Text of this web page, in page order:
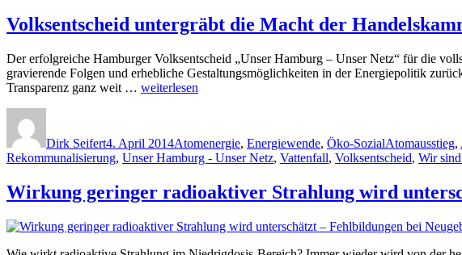
erzwungen?“
Volksentscheid untergräbt die Macht der
Der erfolgreiche Hamburger Volksentscheid „Unser Hamburg – Unser Netz“ für die
gravierende Folgen und erhebliche Gestaltungsmöglichkeiten in der Energiepolitik
Transparenz ganz weit … „Volksentscheid
der
Handelskammer.
Demokratie
zur
wird“
weiterlesen
Dirk Seifert4. April 2014Atomenergie, Energiewende, Öko-SozialAtomausstieg,
Rekommunalisierung, Unser Hamburg - Unser Netz, Vattenfall, Volksentscheid, Wir
Wirkung geringer radioaktiver Strahlung wird